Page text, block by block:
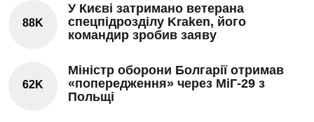
88K
У Києві затримано ветерана
спецпідрозділу Kraken, його
командир зробив заяву
62K
Міністр оборони Болгарії отримав
«попередження» через МіГ-29 з
Польщі